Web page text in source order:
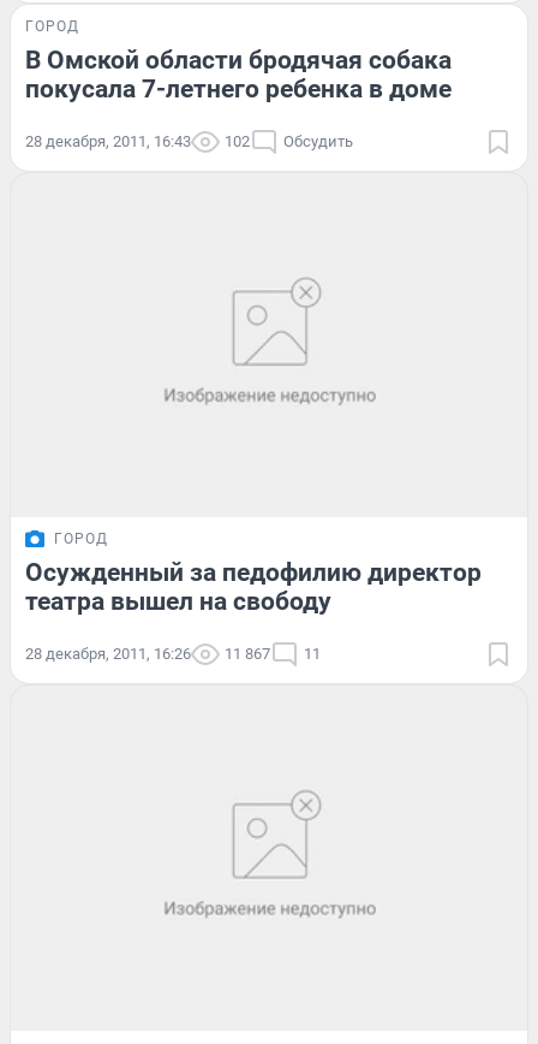
ГОРОД
В Омской области бродячая собака
покусала 7-летнего ребенка в доме
28 декабря, 2011, 16:43 102 Обсудить
ГОРОД
Осужденный за педофилию директор
театра вышел на свободу
28 декабря, 2011, 16:26 11 867 11